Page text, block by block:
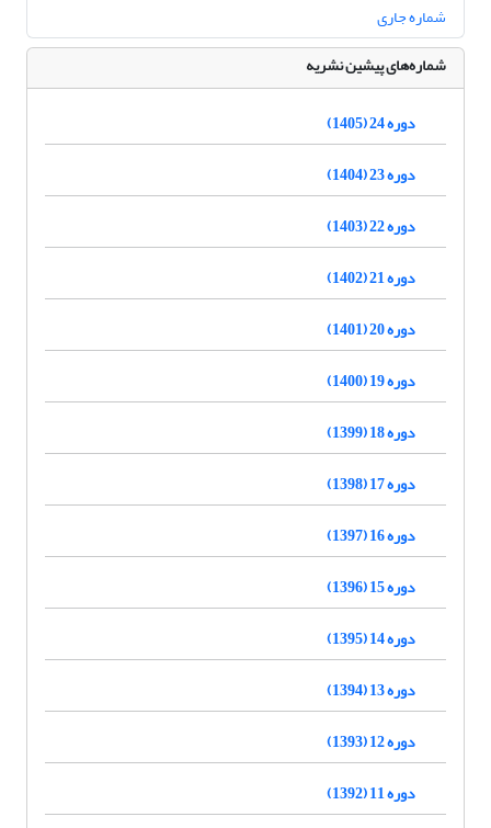
شماره جاری
شماره‌های پیشین نشریه
دوره 24 (1405)
دوره 23 (1404)
دوره 22 (1403)
دوره 21 (1402)
دوره 20 (1401)
دوره 19 (1400)
دوره 18 (1399)
دوره 17 (1398)
دوره 16 (1397)
دوره 15 (1396)
دوره 14 (1395)
دوره 13 (1394)
دوره 12 (1393)
دوره 11 (1392)